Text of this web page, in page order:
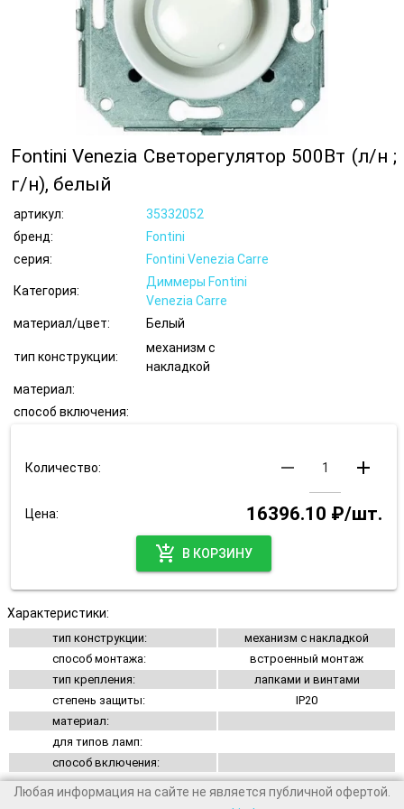
Fontini Venezia Светорегулятор 500Вт (л/н ;
г/н), белый
артикул:
35332052
бренд:
Fontini
серия:
Fontini Venezia Carre
Категория:
Диммеры Fontini
Venezia Carre
материал/цвет:
Белый
тип конструкции:
механизм с
накладкой
материал:
способ включения:
Количество: remove add
Цена:
16396.10 ₽/шт.
add_shopping_cart
В КОРЗИНУ
Характеристики:
тип конструкции:
механизм с накладкой
способ монтажа:
встроенный монтаж
тип крепления:
лапками и винтами
степень защиты:
IP20
материал:
для типов ламп:
способ включения:
Любая информация на сайте не является публичной офертой.